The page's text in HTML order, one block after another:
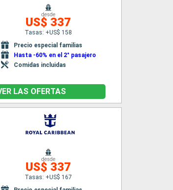
desde
US$ 337
Tasas: +US$ 158
Precio especial familias
Hasta -60% en el 2° pasajero
Comidas incluidas
LAS OFERTAS
desde
US$ 337
Tasas: +US$ 167